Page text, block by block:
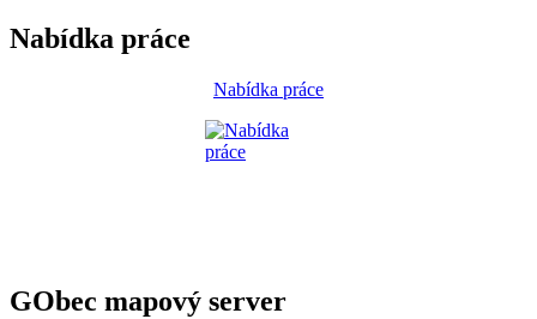
Nabídka práce
Nabídka práce
GObec mapový server